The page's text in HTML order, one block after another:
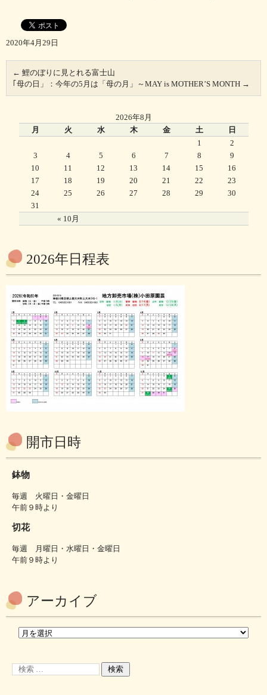
2020年4月29日
← 鯉のぼりに見とれる富士山
｢母の日」：今年の5月は「母の月」～MAY is MOTHER’S MONTH →
2026年8月
月
火 水 木 金 土 日
« 10月
1
2
3
4 5 6 7 8
9
10
11 12 13 14 15
16
17
18 19 20 21 22
23
24
25 26 27 28 29
30
31
2026年日程表
開市日時
鉢物
毎週 火曜日・金曜日
午前９時より
切花
毎週 月曜日・水曜日・金曜日
午前９時より
アーカイブ